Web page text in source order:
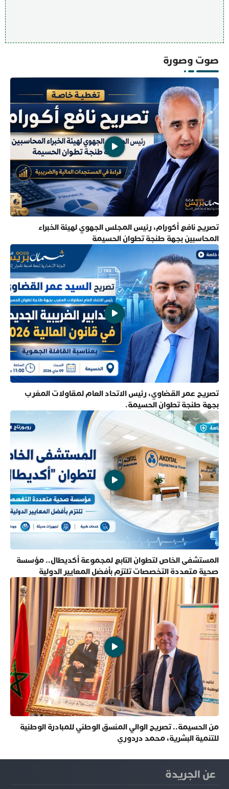
صوت وصورة
تصريح نافع أكورام، رئيس المجلس الجهوي لهيئة الخبراء
المحاسبين بجهة طنجة تطوان الحسيمة
تصريح عمر القضاوي، رئيس الاتحاد العام لمقاولات المغرب
بجهة طنجة تطوان الحسيمة.
المستشفى الخاص لتطوان التابع لمجموعة أكديطال.. مؤسسة
صحية متعددة التخصصات تلتزم بأفضل المعايير الدولية
من الحسيمة.. تصريح الوالي المنسق الوطني للمبادرة الوطنية
للتنمية البشرية، محمد دردوري
عن الجريدة